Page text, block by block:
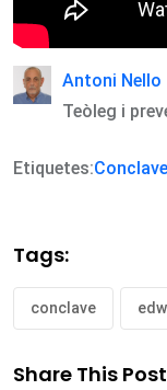
Antoni Nello
Teòleg i
Etiquetes:Conclave
Tags:
conclave
Share This